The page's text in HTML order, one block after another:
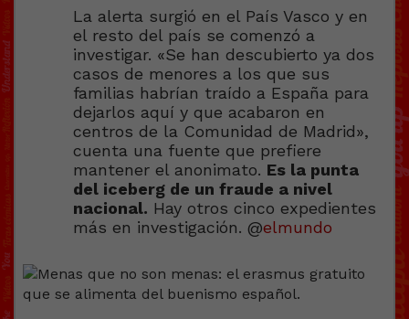
La alerta surgió en el País Vasco y en
el resto del país se comenzó a
investigar. «Se han descubierto ya dos
casos de menores a los que sus
familias habrían traído a España para
dejarlos aquí y que acabaron en
centros de la Comunidad de Madrid»,
cuenta una fuente que prefiere
mantener el anonimato. Es la punta
del iceberg de un fraude a nivel
nacional. Hay otros cinco expedientes
más en investigación. @elmundo